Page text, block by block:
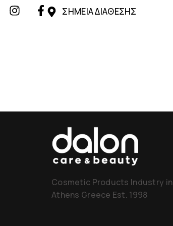
ΣΗΜΕΙΑ ΔΙΑΘΕΣΗΣ
Cosmetic Products Industry in
Athens Greece Est. 1998